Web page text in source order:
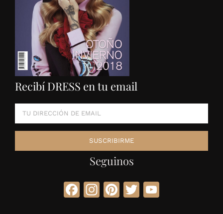
Recibí DRESS en tu email
Seguinos
Facebook
Instagram
Pinterest
Twitter